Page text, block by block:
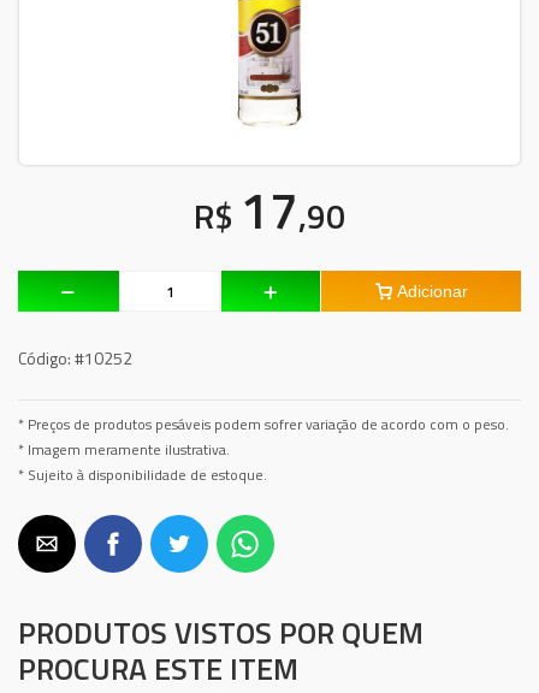
R$ 17,90
Adicionar
Código:#10252
* Preços de produtos pesáveis podem sofrer variação de acordo com o peso.
* Imagem meramente ilustrativa.
* Sujeito à disponibilidade de estoque.
PRODUTOS VISTOS POR QUEM
PROCURA ESTE ITEM